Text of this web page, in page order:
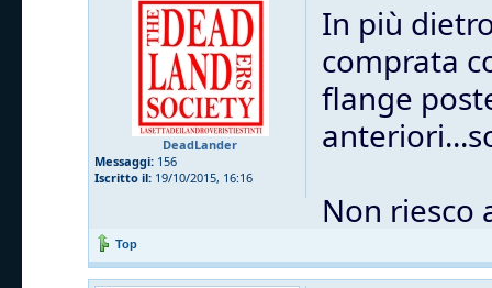
DeadLander
Messaggi: 156
Iscritto il: 19/10/2015, 16:16
In più
comprata
flange
Non riesco
Top